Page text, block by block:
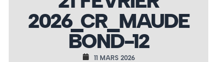
2026_CR_MAUDE
BOND-12
11 MARS 2026